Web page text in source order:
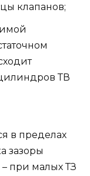
клапанов;
ТВ
в пределах
зазоры
– при малых ТЗ